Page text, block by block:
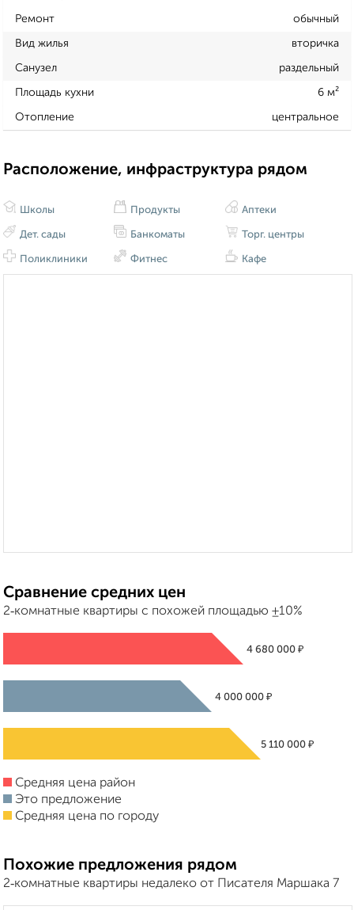
Ремонт обычный
Вид жилья вторичка
Санузел раздельный
Площадь кухни 6 м²
Отопление центральное
Расположение, инфраструктура рядом
Школы
Дет. сады
Поликлиники
Продукты
Банкоматы
Фитнес
Аптеки
Торг. центры
Кафе
Сравнение средних цен
2‑комнатные квартиры с похожей площадью ±10%
4 680 000 ₽
4 000 000₽
5 110 000 ₽
Средняя цена район
Это предложение
Средняя цена по городу
Похожие предложения рядом
2‑комнатные квартиры недалеко от Писателя Маршака 7